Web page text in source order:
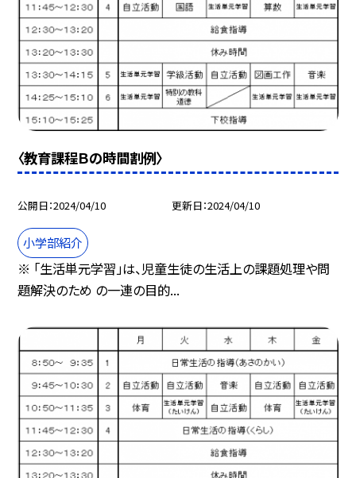
〈教育課程Ｂの時間割例〉
公開日 2024/04/10 更新日 2024/04/10
小学部紹介
※ 「生活単元学習」は、児童生徒の生活上の課題処理や問
題解決のため の一連の目的...